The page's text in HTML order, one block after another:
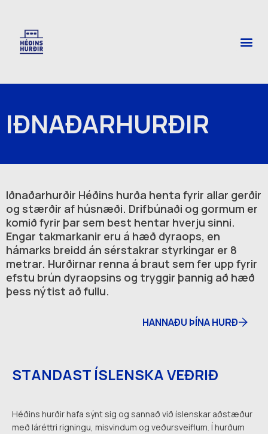
content
IÐNAÐARHURÐIR
Iðnaðarhurðir Héðins hurða henta fyrir allar gerðir
og stærðir af húsnæði. Drifbúnaði og gormum er
komið fyrir þar sem best hentar hverju sinni.
Engar takmarkanir eru á hæð dyraops, en
hámarks breidd án sérstakrar styrkingar er 8
metrar. Hurðirnar renna á braut sem fer upp fyrir
efstu brún dyraopsins og tryggir þannig að hæð
þess nýtist að fullu.
HANNAÐU ÞÍNA HURÐ
STANDAST ÍSLENSKA VEÐRIÐ
Héðins hurðir hafa sýnt sig og sannað við íslenskar aðstæður
með láréttri rigningu, misvindum og veðursveiflum. Í hurðum